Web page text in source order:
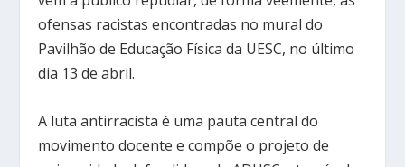
ofensas racistas encontradas no mural do
Pavilhão de Educação Física da UESC, no último
dia 13 de abril.
A luta antirracista é uma pauta central do
movimento docente e compõe o projeto de